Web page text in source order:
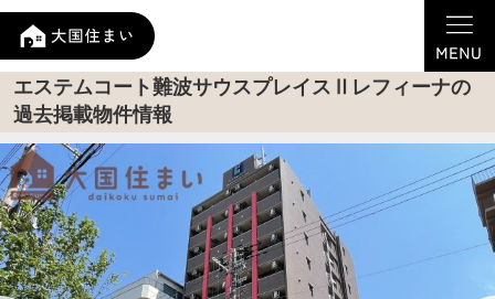
エステムコート難波サウスプレイスⅡレフィーナの
過去掲載物件情報